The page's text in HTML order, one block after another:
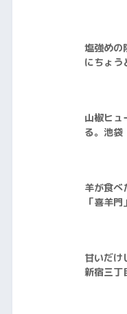
塩強めの
にちょう
山椒ヒュ
る。池袋
羊が食べ
「喜羊
甘いだけ
新宿三丁